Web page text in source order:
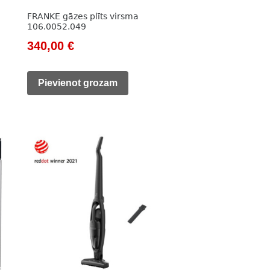
FRANKE gāzes plīts virsma
106.0052.049
Original
was:
340,00€Current
is:
Pievienot grozam